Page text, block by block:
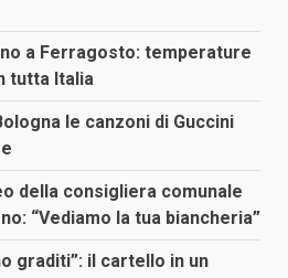
a Ferragosto: temperature
tutta Italia
le canzoni di Guccini
della consigliera comunale
“Vediamo la tua biancheria”
graditi”: il cartello in un